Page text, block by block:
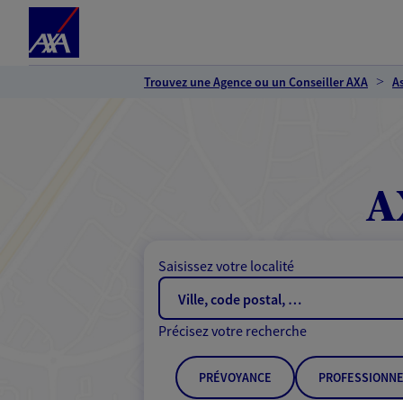
Trouvez une Agence ou un Conseiller AXA
Saisissez votre localité
Précisez votre recherche
PRÉVOYANCE